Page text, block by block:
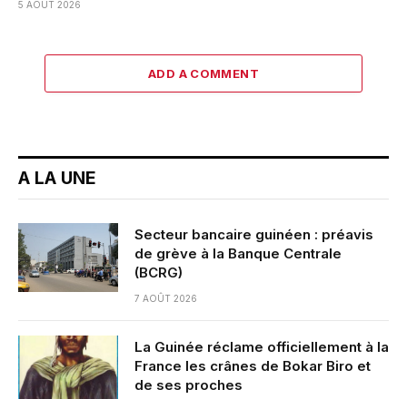
5 AOÛT 2026
ADD A COMMENT
A LA UNE
Secteur bancaire guinéen : préavis
de grève à la Banque Centrale
(BCRG)
7 AOÛT 2026
La Guinée réclame officiellement à la
France les crânes de Bokar Biro et
de ses proches